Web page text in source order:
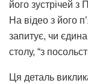
його зустрічей з
На відео з його
запитує, чи
столу, “з
Ця деталь